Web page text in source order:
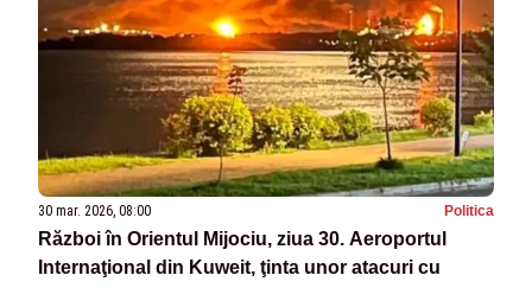
30 mar. 2026, 08:00 Politica
Război în Orientul Mijociu, ziua 30. Aeroportul
Internaţional din Kuweit, ţinta unor atacuri cu